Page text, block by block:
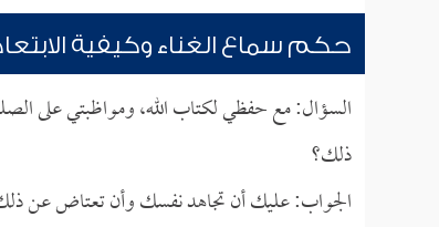
حكم سماع الغناء وكيفية
السؤال: مع حفظي لكتاب الله، ومواظبتي على
ذلك؟
الجواب: عليك أن تجاهد نفسك وأن تعتاض عن ذلك